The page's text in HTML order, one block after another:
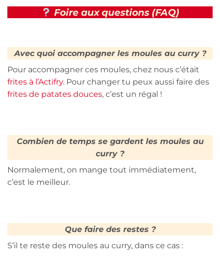
Foire aux questions (FAQ)
Avec quoi accompagner les moules au curry ?
Pour accompagner ces moules, chez nous c’était
frites à l’Actifry. Pour changer tu peux aussi faire des
frites de patates douces, c’est un régal !
Combien de temps se gardent les moules au
curry ?
Normalement, on mange tout immédiatement,
c’est le meilleur.
Que faire des restes ?
S’il te reste des moules au curry, dans ce cas :